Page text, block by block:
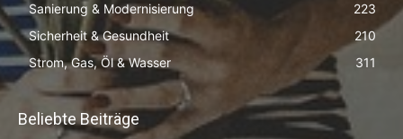
Sanierung & Modernisierung
223
Sicherheit & Gesundheit
210
Strom, Gas, Öl & Wasser
311
Beliebte Beiträge